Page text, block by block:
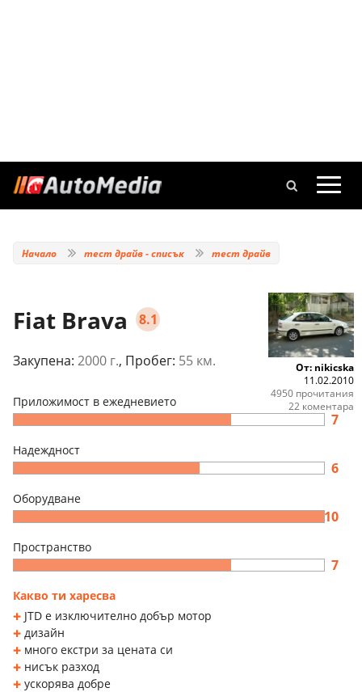
Начало тест драйв - списък тест драйв
Fiat Brava 8.1
Закупена: 2000 г., Пробег: 55 км.
Приложимост в ежедневието
7
Надеждност
6
Оборудване
10
Пространство
7
Какво ти харесва
JTD е изключително добър мотор
дизайн
много екстри за цената си
нисък разход
ускорява добре
От: nikicska
11.02.2010
4950 прочитания
22 коментара